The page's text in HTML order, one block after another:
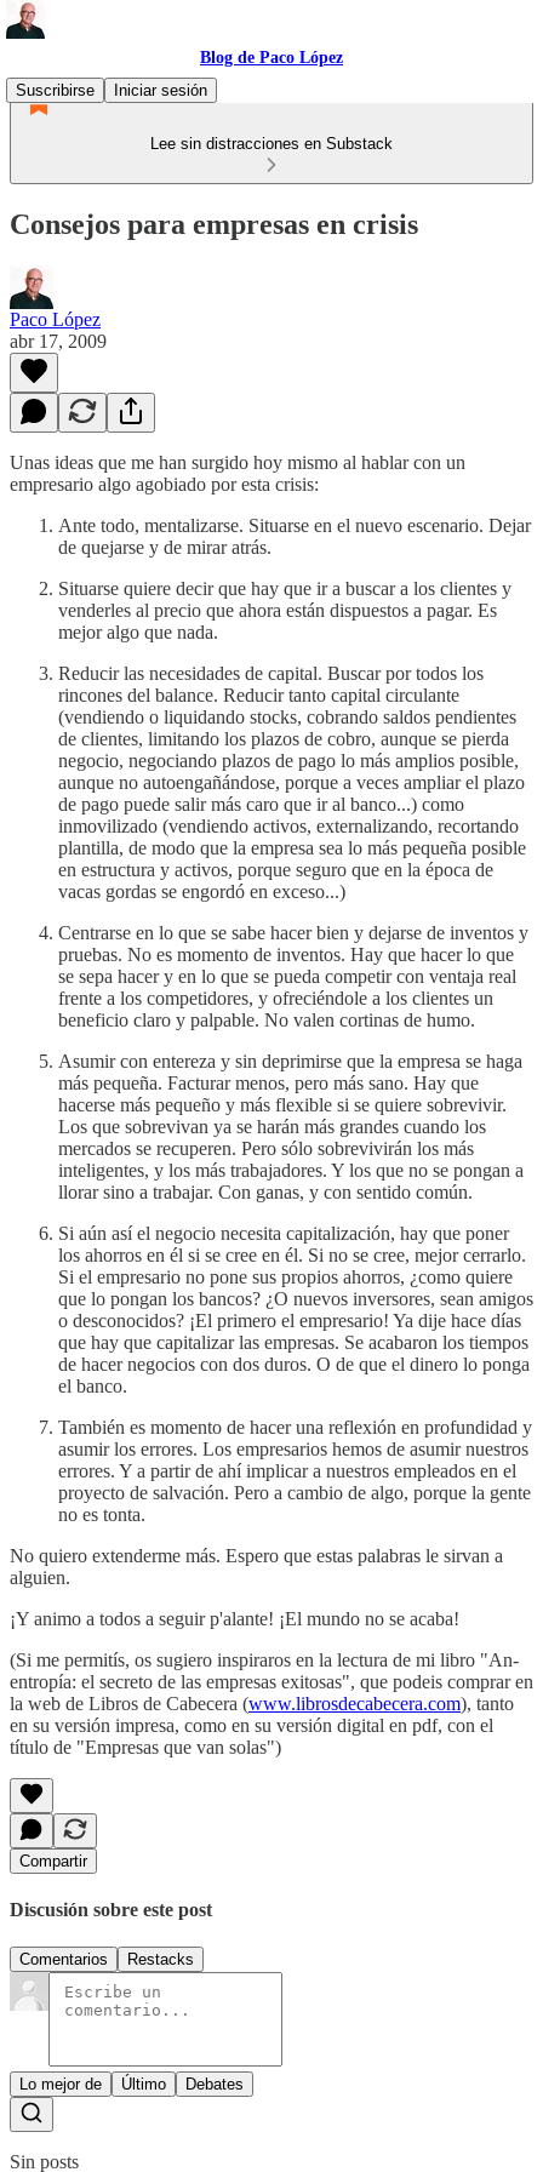
Blog de Paco López
Suscribirse
Iniciar sesión
Lee sin distracciones en Substack
Consejos para empresas en crisis
Paco López
abr 17, 2009
Unas ideas que me han surgido hoy mismo al hablar con un
empresario algo agobiado por esta crisis:
Ante todo, mentalizarse. Situarse en el nuevo escenario. Dejar
de quejarse y de mirar atrás.
Situarse quiere decir que hay que ir a buscar a los clientes y
venderles al precio que ahora están dispuestos a pagar. Es
mejor algo que nada.
Reducir las necesidades de capital. Buscar por todos los
rincones del balance. Reducir tanto capital circulante
(vendiendo o liquidando stocks, cobrando saldos pendientes
de clientes, limitando los plazos de cobro, aunque se pierda
negocio, negociando plazos de pago lo más amplios posible,
aunque no autoengañándose, porque a veces ampliar el plazo
de pago puede salir más caro que ir al banco...) como
inmovilizado (vendiendo activos, externalizando, recortando
plantilla, de modo que la empresa sea lo más pequeña posible
en estructura y activos, porque seguro que en la época de
vacas gordas se engordó en exceso...)
Centrarse en lo que se sabe hacer bien y dejarse de inventos y
pruebas. No es momento de inventos. Hay que hacer lo que
se sepa hacer y en lo que se pueda competir con ventaja real
frente a los competidores, y ofreciéndole a los clientes un
beneficio claro y palpable. No valen cortinas de humo.
Asumir con entereza y sin deprimirse que la empresa se haga
más pequeña. Facturar menos, pero más sano. Hay que
hacerse más pequeño y más flexible si se quiere sobrevivir.
Los que sobrevivan ya se harán más grandes cuando los
mercados se recuperen. Pero sólo sobrevivirán los más
inteligentes, y los más trabajadores. Y los que no se pongan a
llorar sino a trabajar. Con ganas, y con sentido común.
Si aún así el negocio necesita capitalización, hay que poner
los ahorros en él si se cree en él. Si no se cree, mejor cerrarlo.
Si el empresario no pone sus propios ahorros, ¿como quiere
que lo pongan los bancos? ¿O nuevos inversores, sean amigos
o desconocidos? ¡El primero el empresario! Ya dije hace días
que hay que capitalizar las empresas. Se acabaron los tiempos
de hacer negocios con dos duros. O de que el dinero lo ponga
el banco.
También es momento de hacer una reflexión en profundidad y
asumir los errores. Los empresarios hemos de asumir nuestros
errores. Y a partir de ahí implicar a nuestros empleados en el
proyecto de salvación. Pero a cambio de algo, porque la gente
no es tonta.
No quiero extenderme más. Espero que estas palabras le sirvan a
alguien.
¡Y animo a todos a seguir p'alante! ¡El mundo no se acaba!
(Si me permitís, os sugiero inspiraros en la lectura de mi libro "An-
entropía: el secreto de las empresas exitosas", que podeis comprar en
la web de Libros de Cabecera (www.librosdecabecera.com), tanto
en su versión impresa, como en su versión digital en pdf, con el
título de "Empresas que van solas")
Compartir
Discusión sobre este post
Comentarios Restacks
Lo mejor de Último Debates
Sin posts